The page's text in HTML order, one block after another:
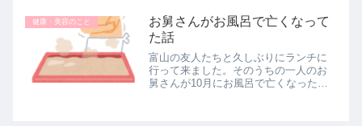
のでしょうか？
健康・美容のこと
お舅さんがお風呂で亡くなって
た話
富山の友人たちと久しぶりにランチに
行って来ました。そのうちの一人のお
舅さんが10月にお風呂で亡くなったと